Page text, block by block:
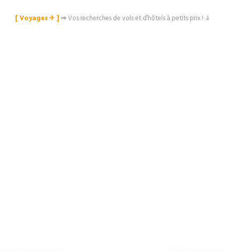
[ Voyages ✈︎ ]⇒Vos recherches de vols et d’hôtels à petits prix ! ⇓